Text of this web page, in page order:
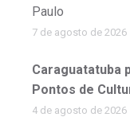
Paulo
7 de agosto de 2026
Caraguatatuba
Pontos de
4 de agosto de 2026